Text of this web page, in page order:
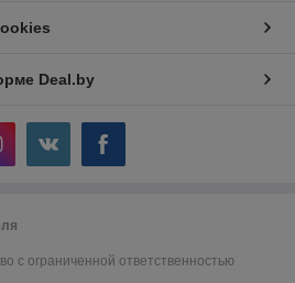
Deal.by
с ограниченной ответственностью